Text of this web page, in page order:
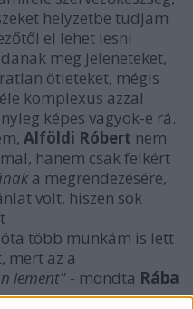
helyzetbe tudjam
el lehet lesni
meg jeleneteket,
ötleteket, mégis
komplexus azzal
képes vagyok-e rá.
Alföldi Róbert nem
hanem csak felkért
a megrendezésére,
volt, hiszen sok
több munkám is lett
mert az a
lement" - mondta Rába